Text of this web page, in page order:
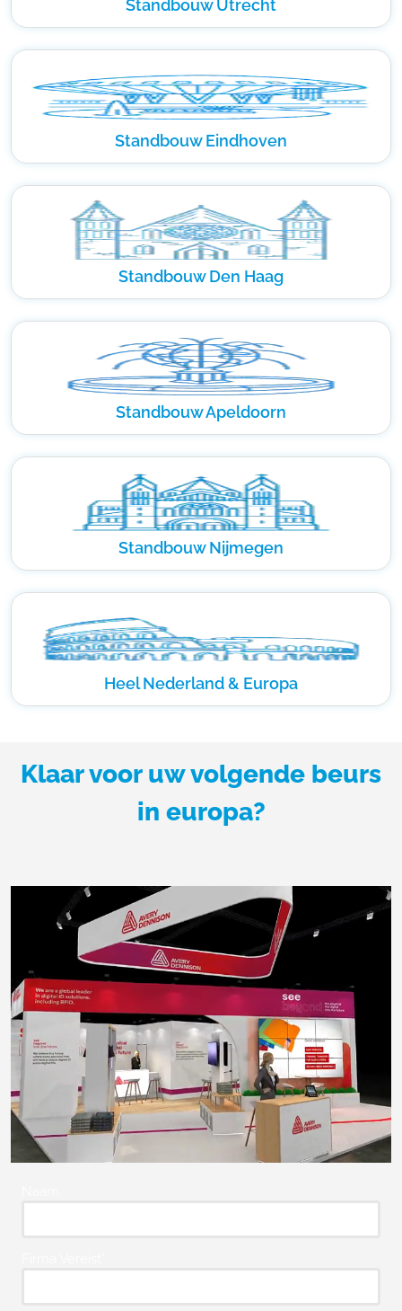
Standbouw Utrecht
Standbouw Eindhoven
Standbouw Den Haag
Standbouw Apeldoorn
Standbouw Nijmegen
Heel Nederland & Europa
Klaar voor uw volgende beurs
in europa?